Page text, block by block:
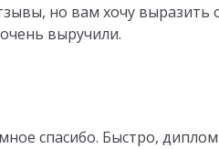
но вам хочу
выручили.
спасибо. Быстро,